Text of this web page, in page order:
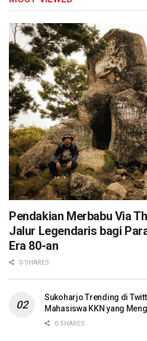
Pendakian Merbabu Via
Jalur Legendaris bagi
Era 80-an
0 SHARES
Sukoharjo Trending di
Mahasiswa KKN yang
0 SHARES